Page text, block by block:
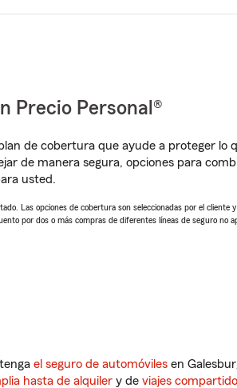
Precio Personal®
de cobertura que ayude a proteger lo
de manera segura, opciones para
usted.
Las opciones de cobertura son seleccionadas por el cliente
por dos o más compras de diferentes líneas de seguro no
el seguro de automóviles en
hasta de alquiler y de viajes